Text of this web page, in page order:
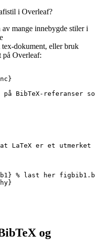
i Overleaf?
mange innebygde stiler i
dokument, eller bruk
på Overleaf:
}
på BibTeX-
er et utmerket
% last her
og